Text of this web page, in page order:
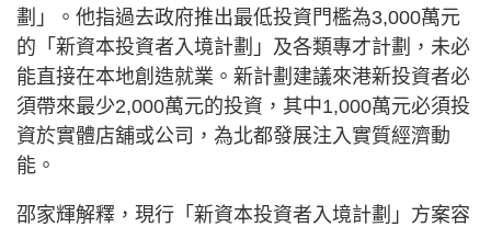
劃」。他指過去政府推出最低投資門檻為3,000萬元
的「新資本投資者入境計劃」及各類專才計劃，未必
能直接在本地創造就業。新計劃建議來港新投資者必
須帶來最少2,000萬元的投資，其中1,000萬元必須投
資於實體店舖或公司，為北都發展注入實質經濟動
能。
邵家輝解釋，現行「新資本投資者入境計劃」方案容